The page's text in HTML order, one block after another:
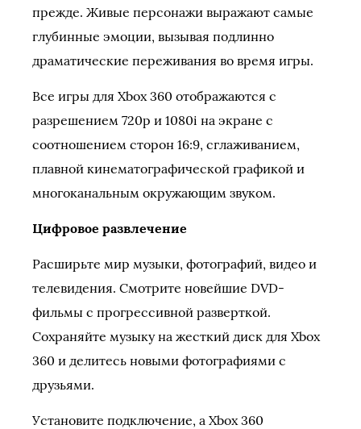
прежде. Живые персонажи выражают самые
глубинные эмоции, вызывая подлинно
драматические переживания во время игры.
Все игры для Xbox 360 отображаются с
разрешением 720p и 1080i на экране с
соотношением сторон 16:9, сглаживанием,
плавной кинематографической графикой и
многоканальным окружающим звуком.
Цифровое развлечение
Расширьте мир музыки, фотографий, видео и
телевидения. Смотрите новейшие DVD-
фильмы с прогрессивной разверткой.
Сохраняйте музыку на жесткий диск для Xbox
360 и делитесь новыми фотографиями с
друзьями.
Установите подключение, а Xbox 360